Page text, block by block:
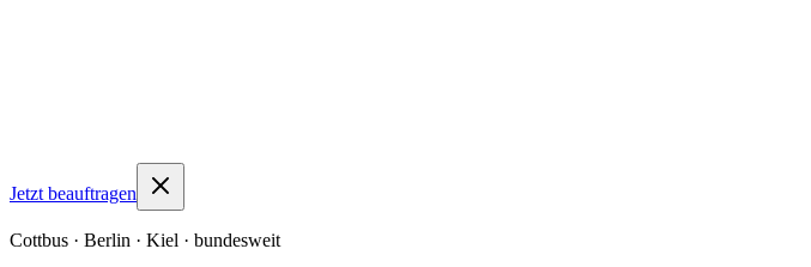
Jetzt beauftragen
Cottbus · Berlin · Kiel · bundesweit